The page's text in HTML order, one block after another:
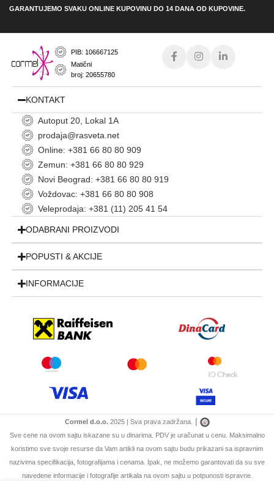
GARANTUJEMO SVAKU ONLINE KUPOVINU DO 14 DANA OD KUPOVINE.
PIB: 106667125
Matični
broj: 20655780
KONTAKT
Autoput 20, Lokal 1A
prodaja@rasveta.net
Online: +381 66 80 80 909
Zemun: +381 66 80 80 929
Novi Beograd: +381 66 80 80 919
Voždovac: +381 66 80 80 908
Veleprodaja: +381 (11) 205 41 54
ODABRANI PROIZVODI
POPUSTI & AKCIJE
INFORMACIJE
Cormel d.o.o.2025 | Sva prava zadržana. |
Sve cene na ovom sajtu iskazane su u dinarima. PDV je uračunat u cenu. Maksimalno
koristimo sve svoje resurse da Vam artikli na ovom sajtu budu prikazani sa ispravnim
nazivima specifikacija, fotografijama i cenama. Ipak, ne možemo garantovati da su sve
navedene informacije i fotografije artikala na ovom sajtu u potpunosti ispravne.